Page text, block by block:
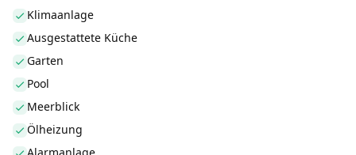
Klimaanlage
Ausgestattete Küche
Garten
Pool
Meerblick
Ölheizung